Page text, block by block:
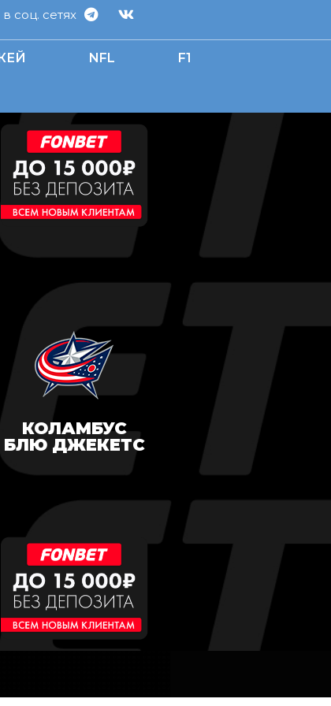
соц. сетях
NFL F1
КОЛАМБУС
БЛЮ ДЖЕКЕТС